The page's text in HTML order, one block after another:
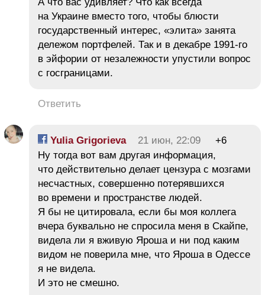
на Украине вместо того, чтобы блюсти
государственный интерес, «элита» занята
дележом портфелей. Так и в декабре 1991-го
в эйфории от незалежности упустили вопрос
с госграницами.
Ответить
Yulia Grigorieva 21 июн, 22:09
+6
Ну тогда вот вам другая информация,
что действительно делает цензура с мозгами
несчастных, совершенно потерявшихся
во времени и пространстве людей.
Я бы не цитировала, если бы моя коллега
вчера буквально не спросила меня в Скайпе,
видела ли я вживую Яроша и ни под каким
видом не поверила мне, что Яроша в Одессе
я не видела.
И это не смешно.